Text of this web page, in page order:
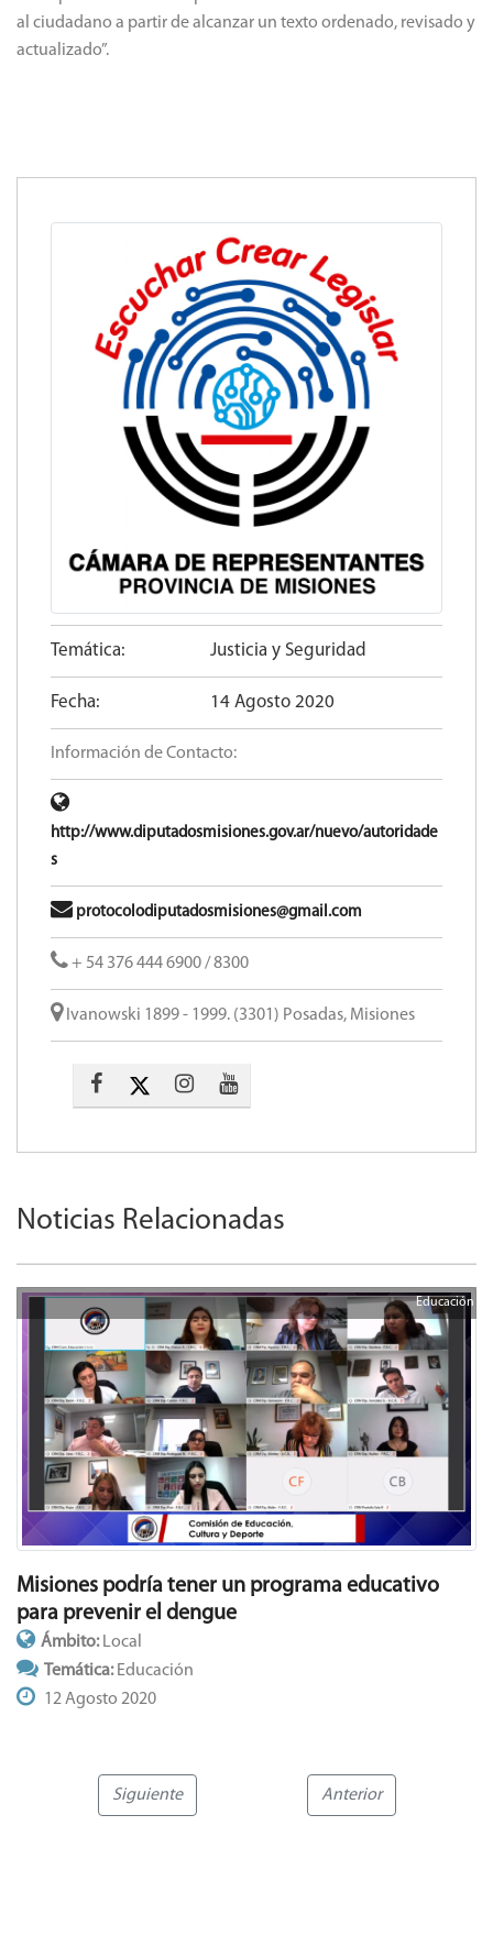
al ciudadano a partir de alcanzar un texto ordenado, revisado y
actualizado”.
Temática: Justicia y Seguridad
Fecha: 14 Agosto 2020
Información de Contacto:
http://www.diputadosmisiones.gov.ar/nuevo/autoridade
s
protocolodiputadosmisiones@gmail.com
+ 54 376 444 6900 / 8300
Ivanowski 1899 - 1999. (3301) Posadas, Misiones
Noticias Relacionadas
Educación
Misiones podría tener un programa educativo
para prevenir el dengue
Ámbito: Local
Temática: Educación
12 Agosto 2020
Siguiente Anterior